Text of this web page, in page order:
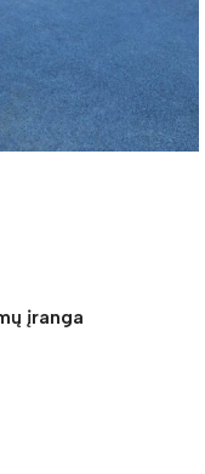
įranga